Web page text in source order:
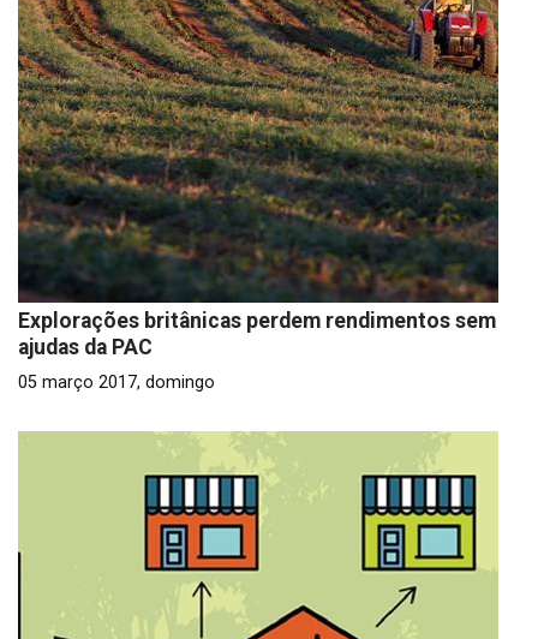
Explorações britânicas perdem rendimentos sem
ajudas da PAC
05 março 2017, domingo